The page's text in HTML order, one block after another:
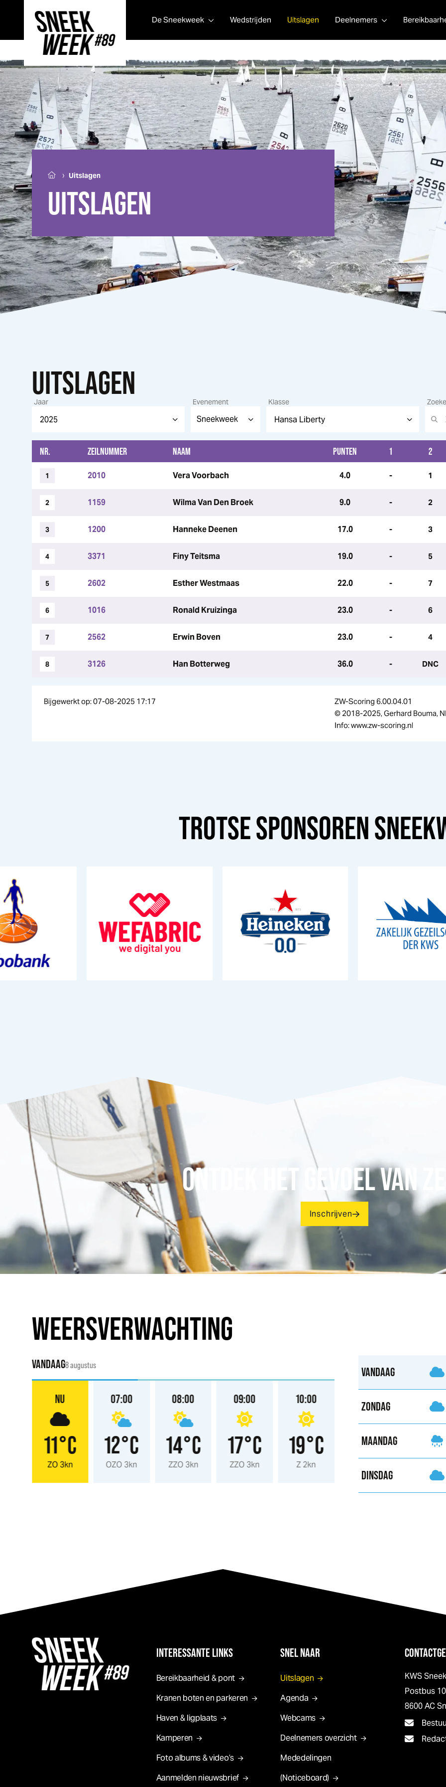
Sneekweek
DeSneekweek Wedstrijden Uitslagen Deelnemers
UITSLAGEN
› Uitslagen
UITSLAGEN
Jaar Evenement Klasse
NR. ZEILNUMMER NAAM PUNTEN 1 2
1 2010 Vera Voorbach 4.0 - 1
2 1159 Wilma Van Den Broek 9.0 - 2
3 1200 Hanneke Deenen 17.0 - 3
4 3371 Finy Teitsma 19.0 - 5
5 2602 Esther Westmaas 22.0 - 7
6 1016 Ronald Kruizinga 23.0 - 6
7 2562 Erwin Boven 23.0 - 4
8 3126 Han Botterweg 36.0 - DNC
Bijgewerkt op: 07-08-2025 17:17
ZW-Scoring 6.00.04.01
© 2018-2025, Gerhard Bouma,
Info: www.zw-scoring.nl
TROTSE SPONSORENSNEEK
ONTDEK HET GEVOEL VAN
Inschrijven
WEERSVERWACHTING
VANDAAG8 augustus
NU
11°C
ZO 3kn
07:00
12°C
OZO 3kn
08:00
14°C
ZZO 3kn
09:00
17°C
ZZO 3kn
10:00
19°C
Z 2kn
11:00
20°C
12:00
21°C
VANDAAG
ZONDAG
MAANDAG
DINSDAG
INTERESSANTE LINKS
Bereikbaarheid & pont
Kranen boten en parkeren
Haven & ligplaats
Kamperen
Foto albums & video’s
Aanmelden nieuwsbrief
SNEL NAAR
Uitslagen
Agenda
Webcams
Deelnemers overzicht
Mededelingen
(Noticeboard)
KWS Sneek
Postbus
8600 AC